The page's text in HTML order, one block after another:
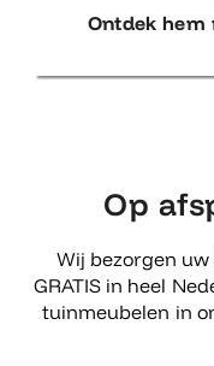
Ontdek hem
Op
Wij bezorgen
GRATIS in heel
tuinmeubelen in